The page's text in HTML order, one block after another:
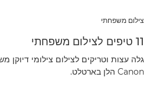
צילום משפחתי
11 טיפים לצילום משפחתי
גלה עצות וטריקים לצילום צילומי
Canon הלן בארטלט.